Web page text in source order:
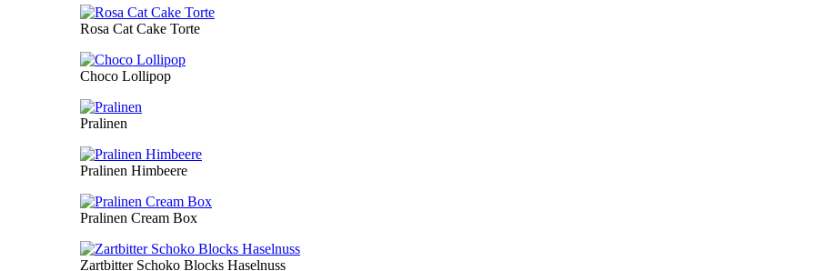
Rosa Cat Cake Torte
Choco Lollipop
Pralinen
Pralinen Himbeere
Pralinen Cream Box
Zartbitter Schoko Blocks Haselnuss